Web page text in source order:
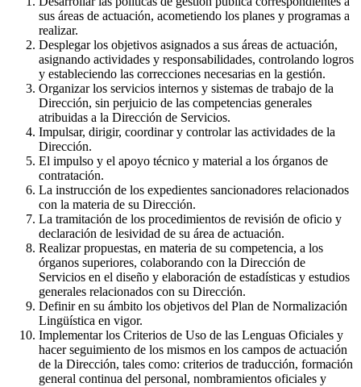
sus áreas de actuación, acometiendo los planes y programas a
realizar.
Desplegar los objetivos asignados a sus áreas de actuación,
asignando actividades y responsabilidades, controlando logros
y estableciendo las correcciones necesarias en la gestión.
Organizar los servicios internos y sistemas de trabajo de la
Dirección, sin perjuicio de las competencias generales
atribuidas a la Dirección de Servicios.
Impulsar, dirigir, coordinar y controlar las actividades de la
Dirección.
El impulso y el apoyo técnico y material a los órganos de
contratación.
La instrucción de los expedientes sancionadores relacionados
con la materia de su Dirección.
La tramitación de los procedimientos de revisión de oficio y
declaración de lesividad de su área de actuación.
Realizar propuestas, en materia de su competencia, a los
órganos superiores, colaborando con la Dirección de
Servicios en el diseño y elaboración de estadísticas y estudios
generales relacionados con su Dirección.
Definir en su ámbito los objetivos del Plan de Normalización
Lingüística en vigor.
Implementar los Criterios de Uso de las Lenguas Oficiales y
hacer seguimiento de los mismos en los campos de actuación
de la Dirección, tales como: criterios de traducción, formación
general continua del personal, nombramientos oficiales y